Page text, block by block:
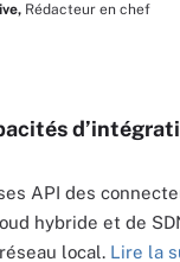
Rédacteur en chef
API des
hybride et de
local. Lire la